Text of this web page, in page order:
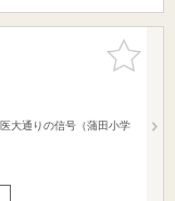
お気に入
りに追加
大通りの信号（蒲田小学